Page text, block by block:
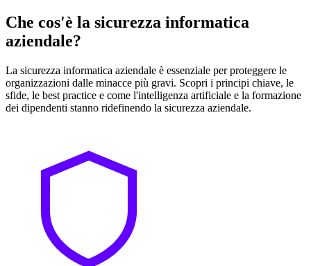
Che cos'è la sicurezza informatica
aziendale?
La sicurezza informatica aziendale è essenziale per proteggere le
organizzazioni dalle minacce più gravi. Scopri i principi chiave, le
sfide, le best practice e come l'intelligenza artificiale e la formazione
dei dipendenti stanno ridefinendo la sicurezza aziendale.